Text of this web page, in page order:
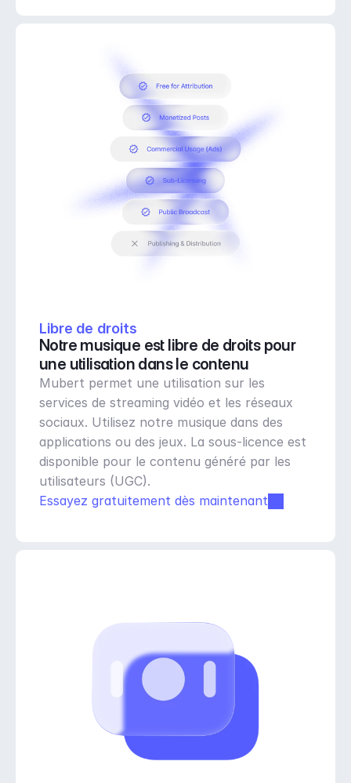
Libre de droits
Notre musique est libre de droits pour
une utilisation dans le contenu
Mubert permet une utilisation sur les
services de streaming vidéo et les réseaux
sociaux. Utilisez notre musique dans des
applications ou des jeux. La sous-licence est
disponible pour le contenu généré par les
utilisateurs (UGC).
Essayez gratuitement dès maintenant